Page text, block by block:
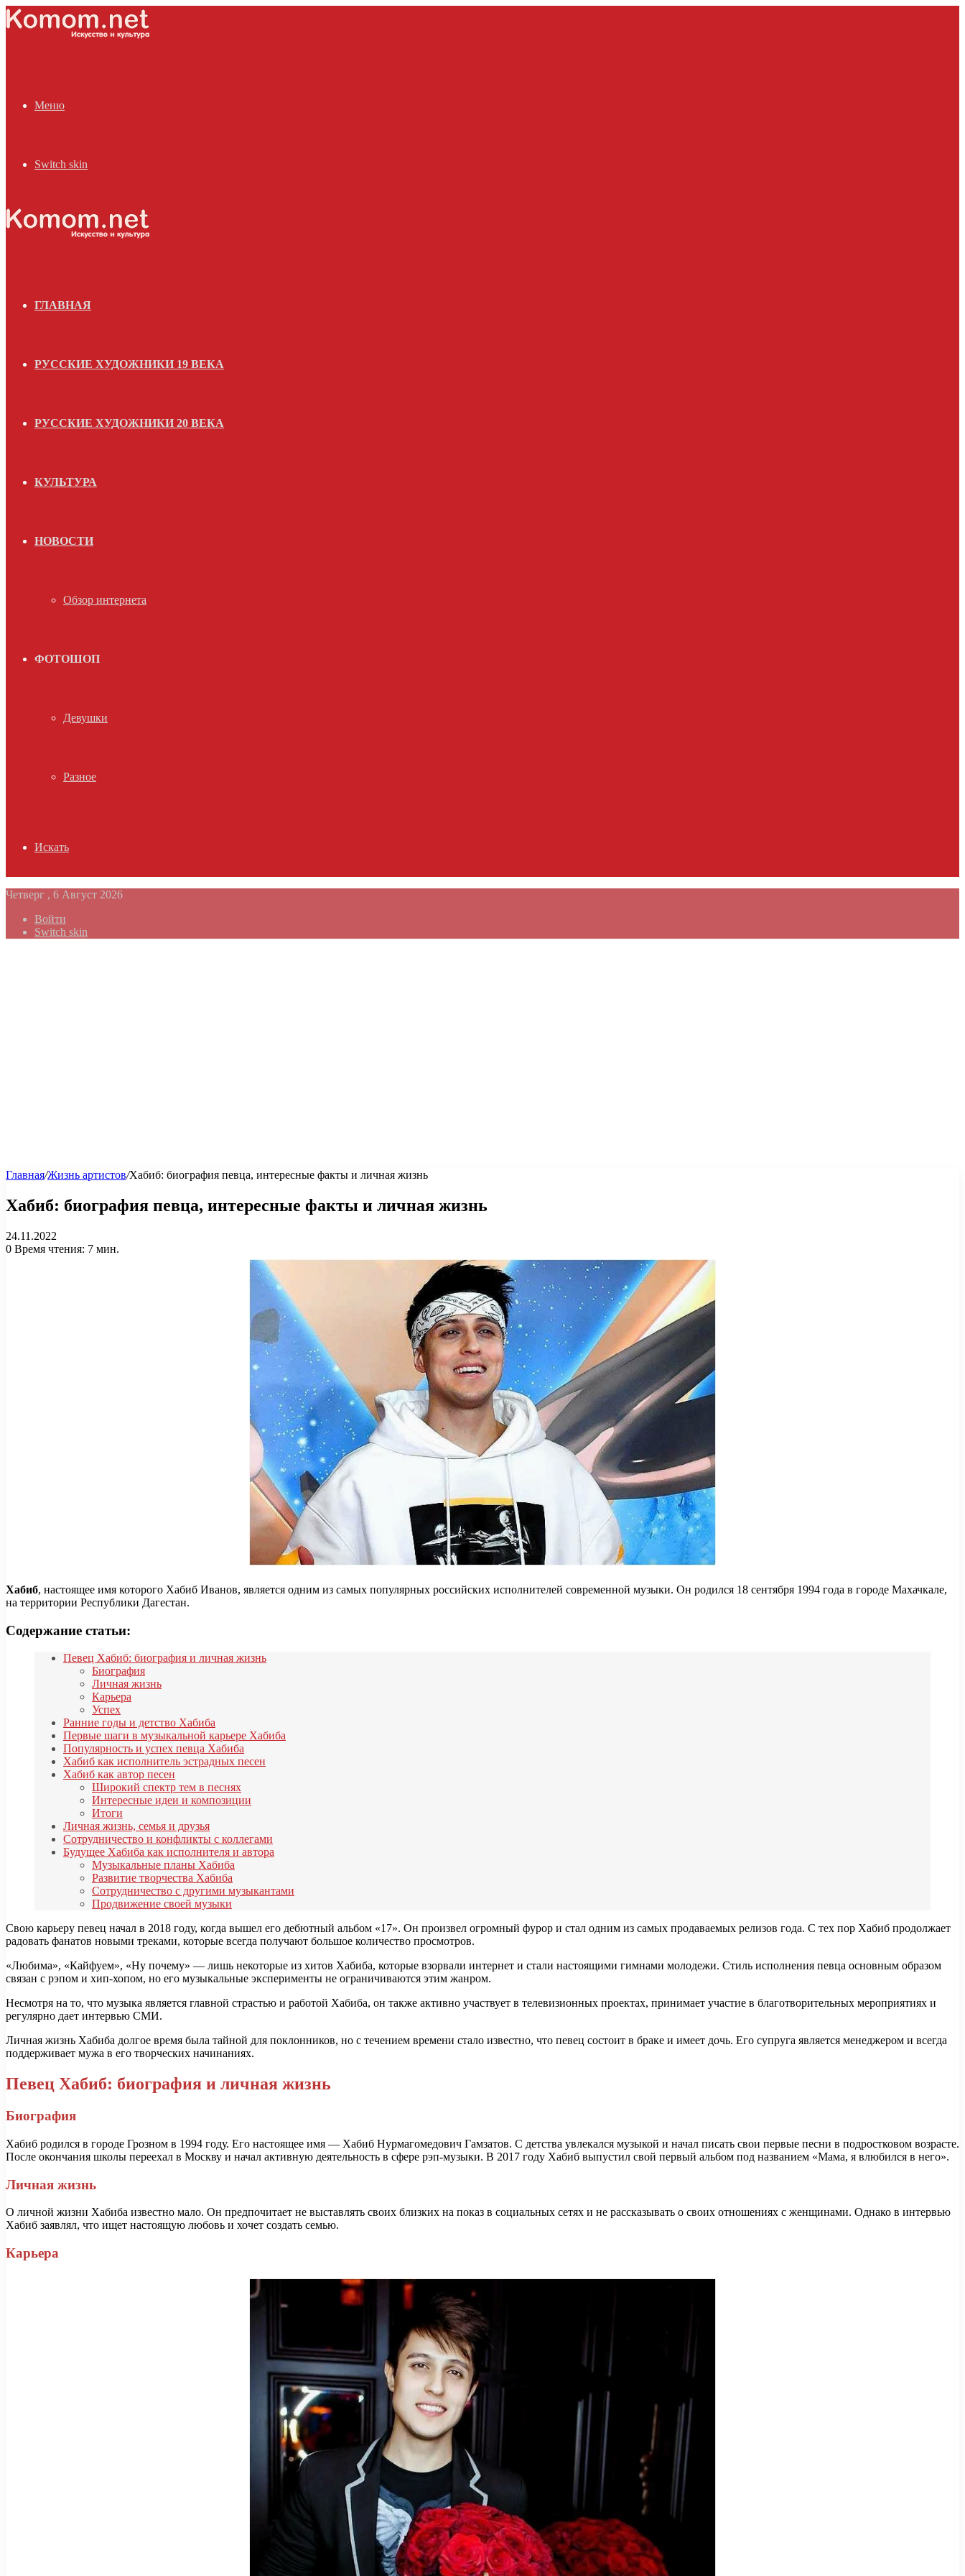
Меню
Switch skin
ГЛАВНАЯ
РУССКИЕ ХУДОЖНИКИ 19 ВЕКА
РУССКИЕ ХУДОЖНИКИ 20 ВЕКА
КУЛЬТУРА
НОВОСТИ
Обзор интернета
ФОТОШОП
Девушки
Разное
Искать
Четверг , 6 Август 2026
Войти
Switch skin
Главная/Жизнь артистов/Хабиб: биография певца, интересные факты и личная жизнь
Хабиб: биография певца, интересные факты и личная жизнь
24.11.2022
0 Время чтения: 7 мин.
Хабиб, настоящее имя которого Хабиб Иванов, является одним из самых популярных российских исполнителей современной музыки. Он родился 18 сентября 1994 года в городе Махачкале,
на территории Республики Дагестан.
Содержание статьи:
Певец Хабиб: биография и личная жизнь
Биография
Личная жизнь
Карьера
Успех
Ранние годы и детство Хабиба
Первые шаги в музыкальной карьере Хабиба
Популярность и успех певца Хабиба
Хабиб как исполнитель эстрадных песен
Хабиб как автор песен
Широкий спектр тем в песнях
Интересные идеи и композиции
Итоги
Личная жизнь, семья и друзья
Сотрудничество и конфликты с коллегами
Будущее Хабиба как исполнителя и автора
Музыкальные планы Хабиба
Развитие творчества Хабиба
Сотрудничество с другими музыкантами
Продвижение своей музыки
Свою карьеру певец начал в 2018 году, когда вышел его дебютный альбом «17». Он произвел огромный фурор и стал одним из самых продаваемых релизов года. С тех пор Хабиб продолжает
радовать фанатов новыми треками, которые всегда получают большое количество просмотров.
«Любима», «Кайфуем», «Ну почему» — лишь некоторые из хитов Хабиба, которые взорвали интернет и стали настоящими гимнами молодежи. Стиль исполнения певца основным образом
связан с рэпом и хип-хопом, но его музыкальные эксперименты не ограничиваются этим жанром.
Несмотря на то, что музыка является главной страстью и работой Хабиба, он также активно участвует в телевизионных проектах, принимает участие в благотворительных мероприятиях и
регулярно дает интервью СМИ.
Личная жизнь Хабиба долгое время была тайной для поклонников, но с течением времени стало известно, что певец состоит в браке и имеет дочь. Его супруга является менеджером и всегда
поддерживает мужа в его творческих начинаниях.
Певец Хабиб: биография и личная жизнь
Биография
Хабиб родился в городе Грозном в 1994 году. Его настоящее имя — Хабиб Нурмагомедович Гамзатов. С детства увлекался музыкой и начал писать свои первые песни в подростковом возрасте.
После окончания школы переехал в Москву и начал активную деятельность в сфере рэп-музыки. В 2017 году Хабиб выпустил свой первый альбом под названием «Мама, я влюбился в него».
Личная жизнь
О личной жизни Хабиба известно мало. Он предпочитает не выставлять своих близких на показ в социальных сетях и не рассказывать о своих отношениях с женщинами. Однако в интервью
Хабиб заявлял, что ищет настоящую любовь и хочет создать семью.
Карьера